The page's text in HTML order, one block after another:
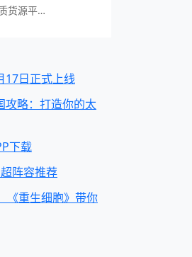
超高复购率的高品质货源平台
17日正式上线
攻略：打造你的太
下载
阵容推荐
《重生细胞》带你